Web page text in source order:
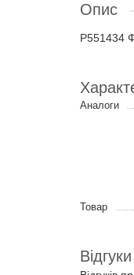
Опис
P551434
Аналоги
Товар